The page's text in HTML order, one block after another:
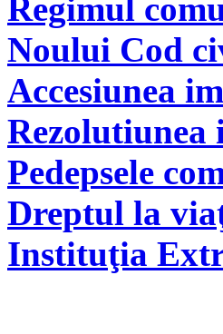
Regimul
Noului Cod
Accesiunea
Pedepsele
Dreptul la
Instituţia